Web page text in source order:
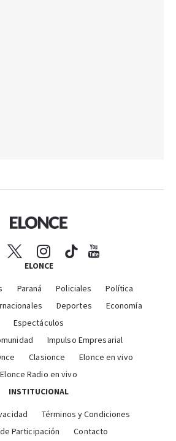
ELONCE
Paraná Policiales
Política
Deportes
Economía
Espectáculos
Impulso Empresarial
Clasionce
Elonce en vivo
Elonce Radio en vivo
INSTITUCIONAL
Términos y Condiciones
Participación
Contacto